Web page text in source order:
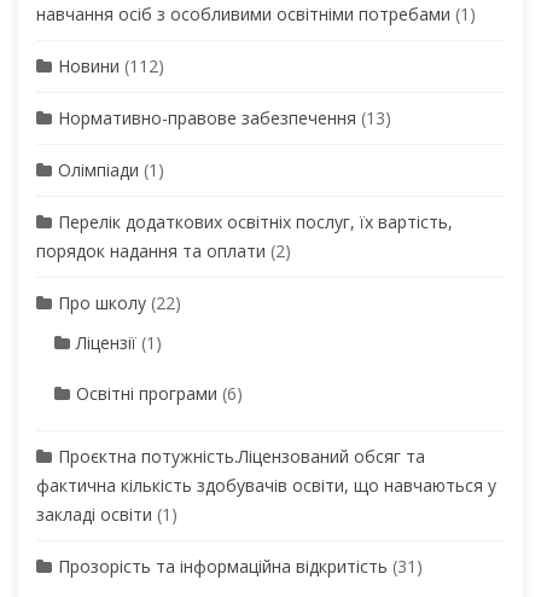
навчання осіб з особливими освітніми потребами (1)
Новини (112)
Нормативно-правове забезпечення (13)
Олімпіади (1)
Перелік додаткових освітніх послуг, їх вартість,
порядок надання та оплати (2)
Про школу (22)
Ліцензії (1)
Освітні програми (6)
Проєктна потужність.Ліцензований обсяг та
фактична кількість здобувачів освіти, що навчаються у
закладі освіти (1)
Прозорість та інформаційна відкритість (31)